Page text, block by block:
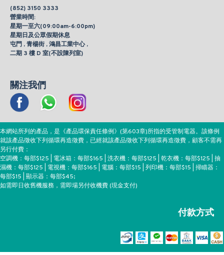
(852) 3150 3333
營業時間:
星期一至六(09:00am-6:00pm)
星期日及公眾假期休息
屯門 , 青楊街 , 鴻昌工業中心 ,
二期 3 樓 D 室(不設陳列室)
關注我們
本網站所列的產品，是《產品環保責任條例》(第603章)所指的受管制電器。該條例
就該產品徵收下列循環再造徵費，已經就該產品徵收下列循環再造徵費，顧客不需再
另行付費：
空調機：每部$125 | 電冰箱：每部$165 | 洗衣機：每部$125 | 乾衣機：每部$125 | 抽
濕機：每部$125 | 電視機：每部$165 | 電腦：每部$15 | 列印機：每部$15 | 掃瞄器：
每部$15 | 顯示器：每部$45;
如需即日收舊機服務，需即場另付收機費 (現金支付)
付款方式